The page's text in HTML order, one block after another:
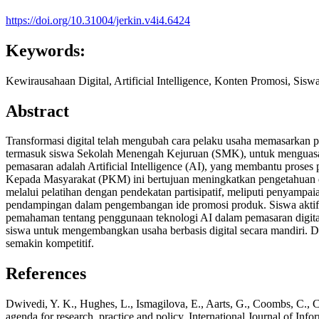
https://doi.org/10.31004/jerkin.v4i4.6424
Keywords:
Kewirausahaan Digital, Artificial Intelligence, Konten Promosi,
Abstract
Transformasi digital telah mengubah cara pelaku usaha
termasuk siswa Sekolah Menengah Kejuruan (SMK), untuk
pemasaran adalah Artificial Intelligence (AI), yang membantu
Kepada Masyarakat (PKM) ini bertujuan meningkatkan
melalui pelatihan dengan pendekatan partisipatif, meliputi
pendampingan dalam pengembangan ide promosi produk. Siswa
pemahaman tentang penggunaan teknologi AI dalam pemasaran
siswa untuk mengembangkan usaha berbasis digital secara
semakin kompetitif.
References
Dwivedi, Y. K., Hughes, L., Ismagilova, E., Aarts, G., Coombs, C.,